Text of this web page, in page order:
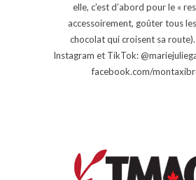
elle, c’est d’abord pour le «
accessoirement, goûter tous
chocolat qui croisent sa
Instagram et TikTok:
facebook.com/